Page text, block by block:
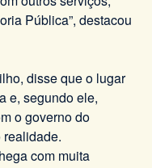
Pública”, destacou
disse que o lugar
e, segundo ele,
o governo do
realidade.
com muita